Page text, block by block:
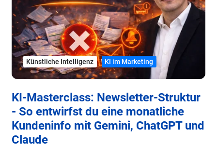
KI-Masterclass: Newsletter-Struktur
- So entwirfst du eine monatliche
Kundeninfo mit Gemini, ChatGPT und
Claude
Künstliche Intelligenz KI im Marketing